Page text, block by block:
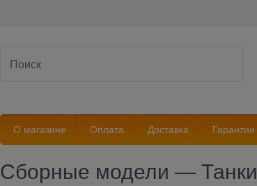
О магазине Оплата Доставка Гарантии
Сборные модели — Танки